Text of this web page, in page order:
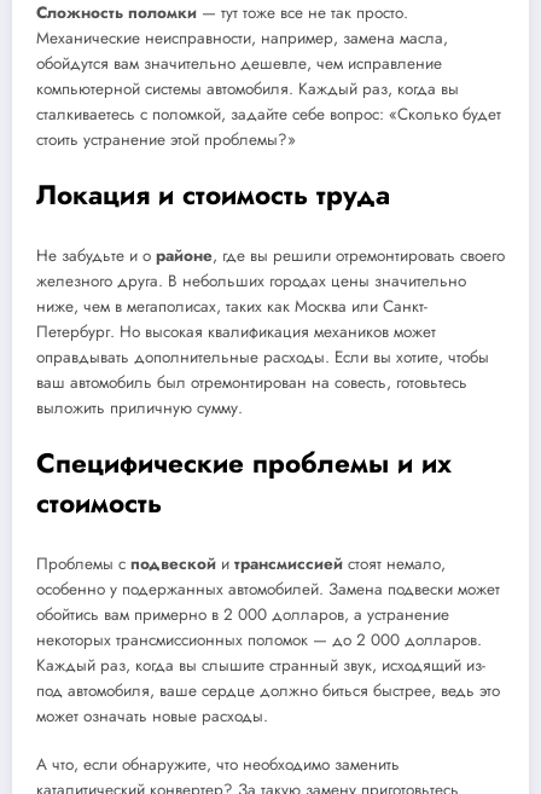
Сложность поломки — тут тоже все не так просто.
Механические неисправности, например, замена масла,
обойдутся вам значительно дешевле, чем исправление
компьютерной системы автомобиля. Каждый раз, когда вы
сталкиваетесь с поломкой, задайте себе вопрос: «Сколько будет
стоить устранение этой проблемы?»
Локация и стоимость труда
Не забудьте и о районе, где вы решили отремонтировать своего
железного друга. В небольших городах цены значительно
ниже, чем в мегаполисах, таких как Москва или Санкт-
Петербург. Но высокая квалификация механиков может
оправдывать дополнительные расходы. Если вы хотите, чтобы
ваш автомобиль был отремонтирован на совесть, готовьтесь
выложить приличную сумму.
Специфические проблемы и их
стоимость
Проблемы с подвеской и трансмиссией стоят немало,
особенно у подержанных автомобилей. Замена подвески может
обойтись вам примерно в 2 000 долларов, а устранение
некоторых трансмиссионных поломок — до 2 000 долларов.
Каждый раз, когда вы слышите странный звук, исходящий из-
под автомобиля, ваше сердце должно биться быстрее, ведь это
может означать новые расходы.
А что, если обнаружите, что необходимо заменить
каталитический конвертер? За такую замену приготовьтесь